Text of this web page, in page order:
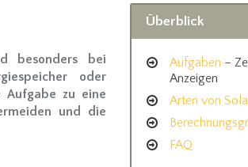
besonders bei
oder
Aufgabe zu eine
und die
Überblick
Aufgaben –
Anzeigen
Arten von
FAQ